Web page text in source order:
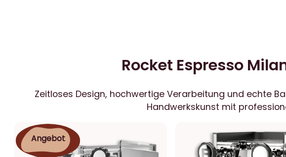
Rocket Espresso
Zeitloses Design, hochwertige Verarbeitung und echte
Handwerkskunst mit
AngebotProdukt